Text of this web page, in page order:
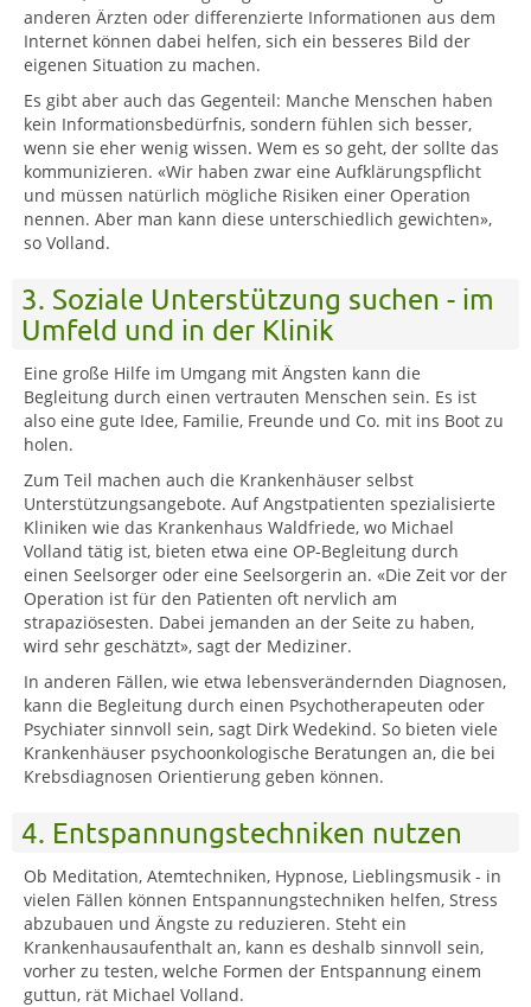
anderen Ärzten oder differenzierte Informationen aus dem
Internet können dabei helfen, sich ein besseres Bild der
eigenen Situation zu machen.
Es gibt aber auch das Gegenteil: Manche Menschen haben
kein Informationsbedürfnis, sondern fühlen sich besser,
wenn sie eher wenig wissen. Wem es so geht, der sollte das
kommunizieren. «Wir haben zwar eine Aufklärungspflicht
und müssen natürlich mögliche Risiken einer Operation
nennen. Aber man kann diese unterschiedlich gewichten»,
so Volland.
3. Soziale Unterstützung suchen - im
Umfeld und in der Klinik
Eine große Hilfe im Umgang mit Ängsten kann die
Begleitung durch einen vertrauten Menschen sein. Es ist
also eine gute Idee, Familie, Freunde und Co. mit ins Boot zu
holen.
Zum Teil machen auch die Krankenhäuser selbst
Unterstützungsangebote. Auf Angstpatienten spezialisierte
Kliniken wie das Krankenhaus Waldfriede, wo Michael
Volland tätig ist, bieten etwa eine OP-Begleitung durch
einen Seelsorger oder eine Seelsorgerin an. «Die Zeit vor der
Operation ist für den Patienten oft nervlich am
strapaziösesten. Dabei jemanden an der Seite zu haben,
wird sehr geschätzt», sagt der Mediziner.
In anderen Fällen, wie etwa lebensverändernden Diagnosen,
kann die Begleitung durch einen Psychotherapeuten oder
Psychiater sinnvoll sein, sagt Dirk Wedekind. So bieten viele
Krankenhäuser psychoonkologische Beratungen an, die bei
Krebsdiagnosen Orientierung geben können.
4. Entspannungstechniken nutzen
Ob Meditation, Atemtechniken, Hypnose, Lieblingsmusik - in
vielen Fällen können Entspannungstechniken helfen, Stress
abzubauen und Ängste zu reduzieren. Steht ein
Krankenhausaufenthalt an, kann es deshalb sinnvoll sein,
vorher zu testen, welche Formen der Entspannung einem
guttun, rät Michael Volland.